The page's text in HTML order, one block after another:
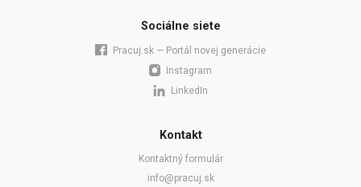
Sociálne siete
Pracuj.sk — Portál novej generácie
Instagram
LinkedIn
Kontakt
Kontaktný formulár
info@pracuj.sk